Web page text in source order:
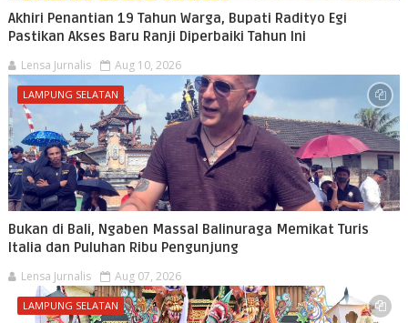
Akhiri Penantian 19 Tahun Warga, Bupati Radityo Egi
Pastikan Akses Baru Ranji Diperbaiki Tahun Ini
Lensa Jurnalis Aug 10, 2026
LAMPUNG SELATAN
Bukan di Bali, Ngaben Massal Balinuraga Memikat Turis
Italia dan Puluhan Ribu Pengunjung
Lensa Jurnalis Aug 07, 2026
LAMPUNG SELATAN